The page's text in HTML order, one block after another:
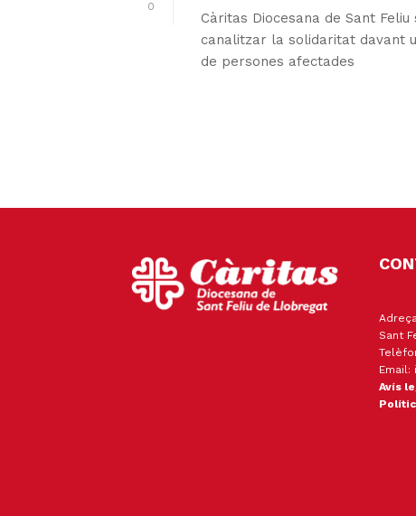
0
Càritas Diocesana de Sant
canalitzar la solidaritat davant
de persones afectades
Sant
Avís